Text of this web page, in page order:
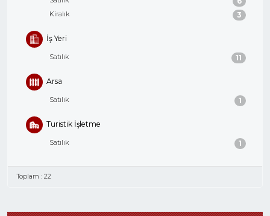
Kiralık 3
İş Yeri
Satılık 11
Arsa
Satılık 1
Turistik İşletme
Satılık 1
Toplam : 22